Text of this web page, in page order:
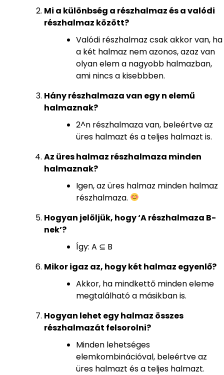
Mi a különbség a részhalmaz és a valódi
részhalmaz között?
Valódi részhalmaz csak akkor van, ha
a két halmaz nem azonos, azaz van
olyan elem a nagyobb halmazban,
ami nincs a kisebbben.
Hány részhalmaza van egy n elemű
halmaznak?
2^n részhalmaza van, beleértve az
üres halmazt és a teljes halmazt is.
Az üres halmaz részhalmaza minden
halmaznak?
Igen, az üres halmaz minden halmaz
részhalmaza.
Hogyan jelöljük, hogy ‘A részhalmaza B-
nek’?
Így: A ⊆ B
Mikor igaz az, hogy két halmaz egyenlő?
Akkor, ha mindkettő minden eleme
megtalálható a másikban is.
Hogyan lehet egy halmaz összes
részhalmazát felsorolni?
Minden lehetséges
elemkombinációval, beleértve az
üres halmazt és a teljes halmazt.